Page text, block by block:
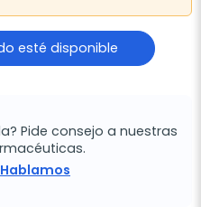
esté disponible
Pide consejo a nuestras
Hablamos